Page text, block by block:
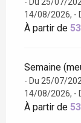
14/08/2026, -
À partir de
Semaine
- Du 25/07/
14/08/2026, -
À partir de